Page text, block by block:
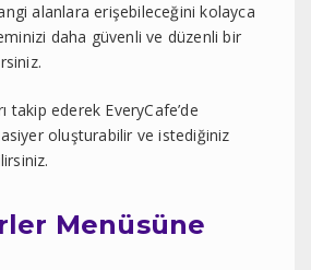
alanlara erişebileceğini kolayca
daha güvenli ve düzenli bir
takip ederek EveryCafe’de
oluşturabilir ve istediğiniz
Menüsüne